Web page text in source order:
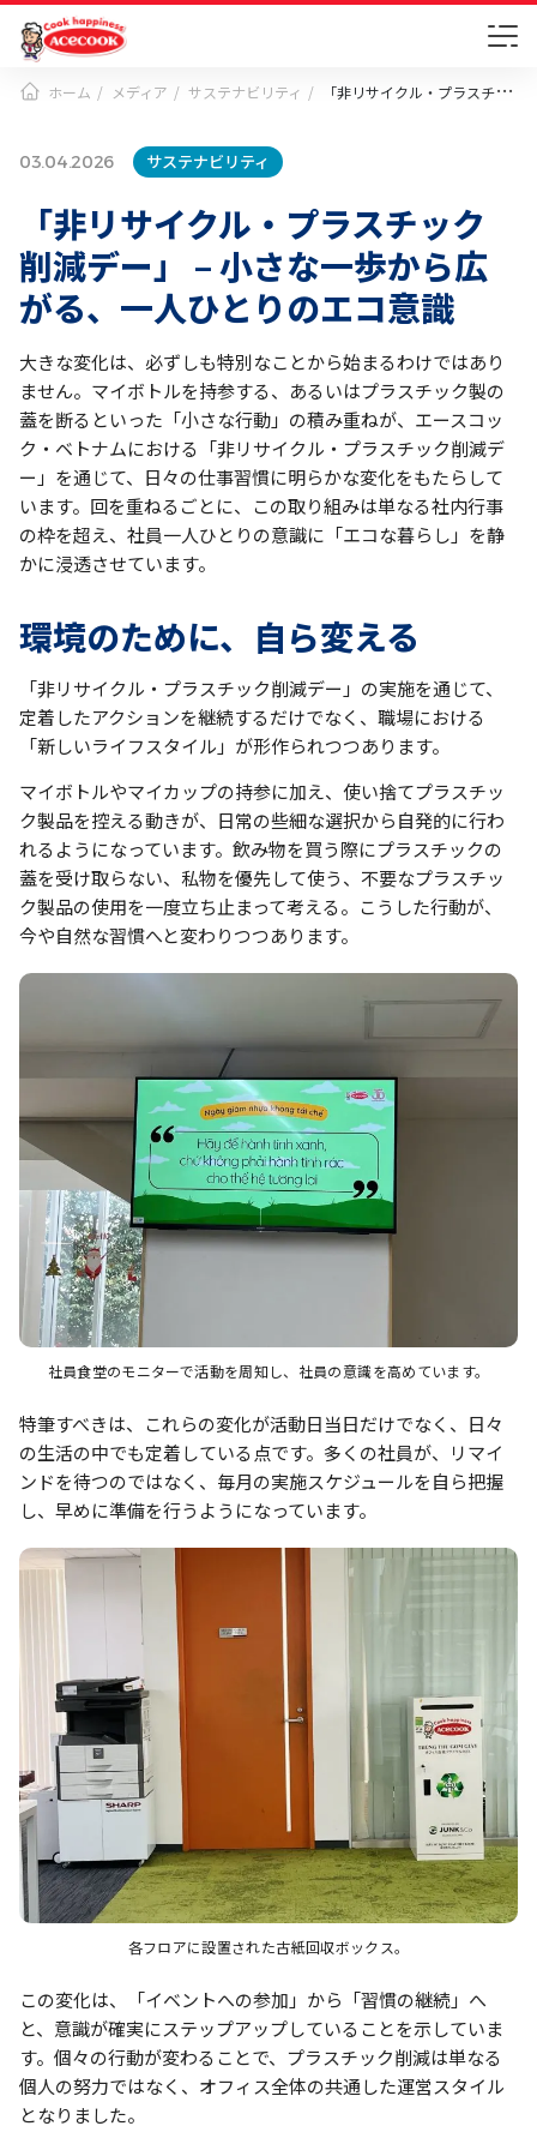
ホーム メディア サステナビリティ 「非リサイクル・プラスチック削減デー」 – 小さな一歩から広がる、一人ひとりのエコ意識
03.04.2026 サステナビリティ
「非リサイクル・プラスチック
削減デー」 – 小さな一歩から広
がる、一人ひとりのエコ意識
大きな変化は、必ずしも特別なことから始まるわけではあり
ません。マイボトルを持参する、あるいはプラスチック製の
蓋を断るといった「小さな行動」の積み重ねが、エースコッ
ク・ベトナムにおける「非リサイクル・プラスチック削減デ
ー」を通じて、日々の仕事習慣に明らかな変化をもたらして
います。回を重ねるごとに、この取り組みは単なる社内行事
の枠を超え、社員一人ひとりの意識に「エコな暮らし」を静
かに浸透させています。
環境のために、自ら変える
「非リサイクル・プラスチック削減デー」の実施を通じて、
定着したアクションを継続するだけでなく、職場における
「新しいライフスタイル」が形作られつつあります。
マイボトルやマイカップの持参に加え、使い捨てプラスチッ
ク製品を控える動きが、日常の些細な選択から自発的に行わ
れるようになっています。飲み物を買う際にプラスチックの
蓋を受け取らない、私物を優先して使う、不要なプラスチッ
ク製品の使用を一度立ち止まって考える。こうした行動が、
今や自然な習慣へと変わりつつあります。
社員食堂のモニターで活動を周知し、社員の意識を高めています。
特筆すべきは、これらの変化が活動日当日だけでなく、日々
の生活の中でも定着している点です。多くの社員が、リマイ
ンドを待つのではなく、毎月の実施スケジュールを自ら把握
し、早めに準備を行うようになっています。
各フロアに設置された古紙回収ボックス。
この変化は、「イベントへの参加」から「習慣の継続」へ
と、意識が確実にステップアップしていることを示していま
す。個々の行動が変わることで、プラスチック削減は単なる
個人の努力ではなく、オフィス全体の共通した運営スタイル
となりました。